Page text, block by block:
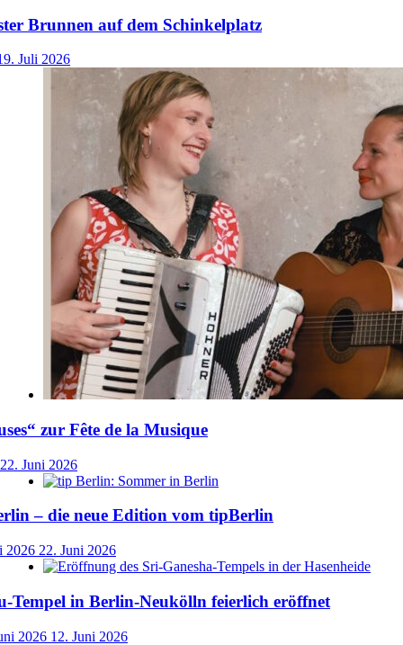
Brunnen auf dem Schinkelplatz
Juli 2026
zur Fête de la Musique
22. Juni 2026
– die neue Edition vom tipBerlin
2026 22. Juni 2026
Tempel in Berlin-Neukölln feierlich eröffnet
2026 12. Juni 2026